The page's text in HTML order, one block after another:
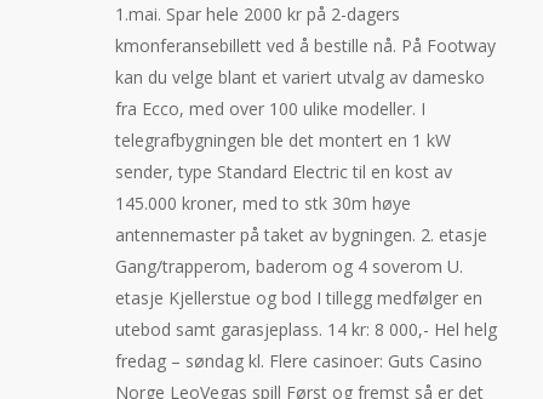
1.mai. Spar hele 2000 kr på 2-dagers
kmonferansebillett ved å bestille nå. På Footway
kan du velge blant et variert utvalg av damesko
fra Ecco, med over 100 ulike modeller. I
telegrafbygningen ble det montert en 1 kW
sender, type Standard Electric til en kost av
145.000 kroner, med to stk 30m høye
antennemaster på taket av bygningen. 2. etasje
Gang/trapperom, baderom og 4 soverom U.
etasje Kjellerstue og bod I tillegg medfølger en
utebod samt garasjeplass. 14 kr: 8 000,- Hel helg
fredag – søndag kl. Flere casinoer: Guts Casino
Norge LeoVegas spill Først og fremst så er det